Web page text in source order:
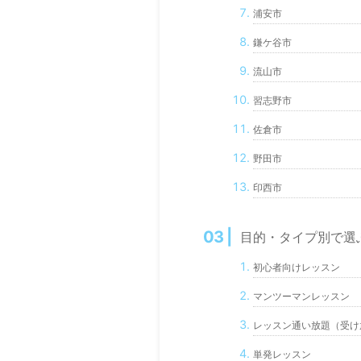
浦安市
鎌ケ谷市
流山市
習志野市
佐倉市
野田市
印西市
目的・タイプ別で選
初心者向けレッスン
マンツーマンレッスン
レッスン通い放題（受け
単発レッスン